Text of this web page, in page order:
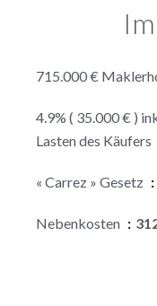
715.000 €
4.9% ( 35.000 € )
Lasten des Käufers
« Carrez » Gesetz
Nebenkosten